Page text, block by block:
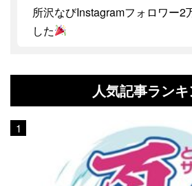
所沢なびInstagramフォロワー2
した
人気記事ラン